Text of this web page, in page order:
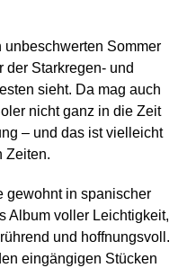
unbeschwerten Sommer
Starkregen- und
sieht. Da mag auch
nicht ganz in die Zeit
– und das ist vielleicht
Zeiten.
gewohnt in spanischer
Album voller Leichtigkeit,
und hoffnungsvoll.
eingängigen Stücken